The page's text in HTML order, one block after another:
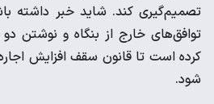
تصمیم‌گیری کند. شاید خبر داشته
توافق‌های خارج از بنگاه و نوشتن دو
کرده است تا قانون سقف افزایش
شود.